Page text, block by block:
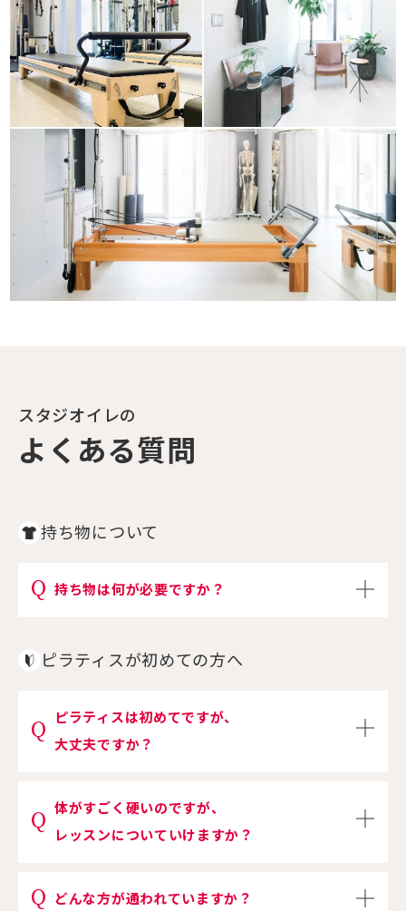
スタジオイレの
よくある質問
持ち物について
持ち物は何が必要ですか？
ピラティスが初めての方へ
ピラティスは初めてですが、
大丈夫ですか？
体がすごく硬いのですが、
レッスンについていけますか？
どんな方が通われていますか？